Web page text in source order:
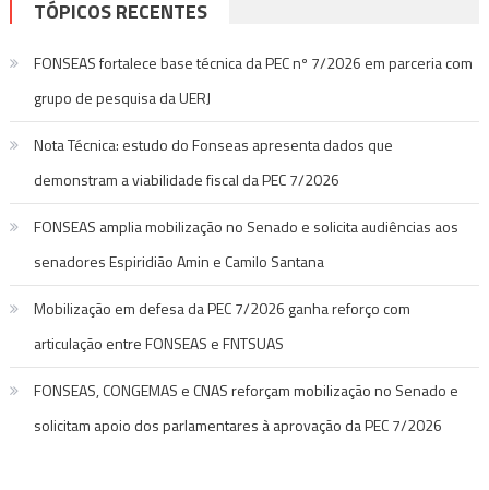
TÓPICOS RECENTES
FONSEAS fortalece base técnica da PEC nº 7/2026 em parceria com
grupo de pesquisa da UERJ
Nota Técnica: estudo do Fonseas apresenta dados que
demonstram a viabilidade fiscal da PEC 7/2026
FONSEAS amplia mobilização no Senado e solicita audiências aos
senadores Espiridião Amin e Camilo Santana
Mobilização em defesa da PEC 7/2026 ganha reforço com
articulação entre FONSEAS e FNTSUAS
FONSEAS, CONGEMAS e CNAS reforçam mobilização no Senado e
solicitam apoio dos parlamentares à aprovação da PEC 7/2026